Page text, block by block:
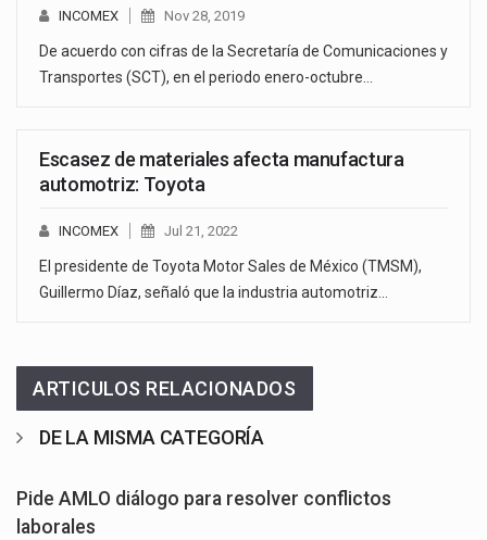
INCOMEX Nov 28, 2019
De acuerdo con cifras de la Secretaría de Comunicaciones y
Transportes (SCT), en el periodo enero-octubre…
Escasez de materiales afecta manufactura
automotriz: Toyota
INCOMEX Jul 21, 2022
El presidente de Toyota Motor Sales de México (TMSM),
Guillermo Díaz, señaló que la industria automotriz…
ARTICULOS RELACIONADOS
DE LA MISMA CATEGORÍA
Pide AMLO diálogo para resolver conflictos
laborales